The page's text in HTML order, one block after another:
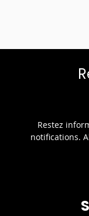
Restez
notifications.